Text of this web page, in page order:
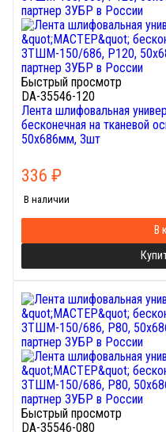
Быстрый просмотр
DA-35546-120
Лента шлифовальная
бесконечная на тканевой
50х686мм, 3шт
336 ₽
В наличии
В
Быстрый просмотр
DA-35546-080